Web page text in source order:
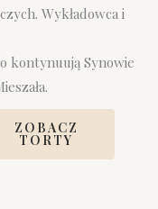
Wykładowca i
kontynuują Synowie
ZOBACZ
TORTY